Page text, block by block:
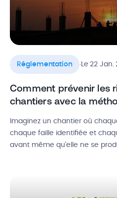
Réglementation Le 22 Jan.
Comment prévenir les
chantiers avec la
Imaginez un chantier où
chaque faille identifiée et
avant même qu’elle ne se